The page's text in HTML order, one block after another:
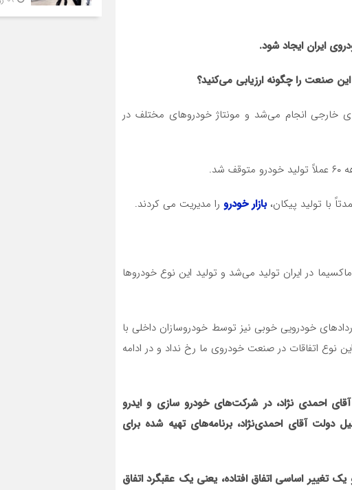
ایران ایجاد شود.
صنعت را چگونه ارزیابی می‌کنید؟
خارجی انجام می‌شد و مونتاژ خودروهای مختلف در
بازار خودرو را مدیریت می کردند.
در این دهه، خودروهای روز دنیا از جمله پژو ۴۰۵، پژو ۲۰۶ و ماکسیما در ایران تولید می‌شد و تولید این نوع خودروها
خودرویی خوبی نیز توسط خودروسازان داخلی با
خارجی، بسته می‌شد، اما در دهه گذشته یعنی دهه ۹۰، این نوع اتفاقات در صنعت خودروی ما رخ نداد و در ادامه
احمدی نژاد، در شرکت‌های خودرو سازی و ایدرو
این است که می‌گویند از سال ۱۳۸۴ و تشکیل دولت آقای احمدی‌نژاد، برنامه‌های تهیه شده برای
بوده و یک تغییر اساسی اتفاق افتاده، یعنی یک عقبگرد اتفاق